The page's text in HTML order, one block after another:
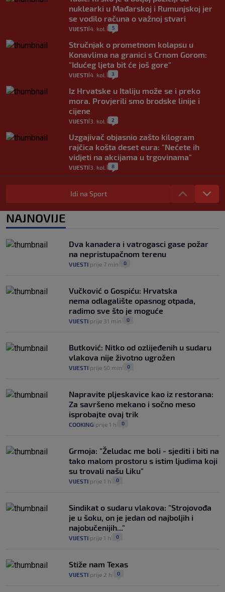
nuklearki u Mađarskoj i Rumunjskoj jer
se vodilo računa o važnoj stvari
VIJESTI 4. kol. 5
Stručnjak o prometnom kolapsu u
Konavlima na granici s Crnom Gorom:
"Idućeg ljeta bit će još gore"
VIJESTI 4. kol. 3
Iz Hrvatske u Italiju može se i preko
mora. Provjerili smo brodske linije i
cijene
VIJESTI 3. kol. 2
Uzgajivač objasnio zašto kilogram
rajčica košta deset eura: "Nećete ih
vidjeti na akcijama u trgovinama"
VIJESTI 3. kol. 8
Selidba je jedno od stresnijih iskustava.
Evo aktualnih cijena i nekoliko savjeta
VIJESTI 2. kol. 0
automobilom na Hvar iz Zagreba, a
koliko iz Osijeka
VIJESTI|2. kol. 14
Idi na Sport
NAJNOVIJE
Dva kanadera i vatrogasci gase požar
na nepristupačnom terenu
VIJESTI prije 7 min 0
Vučković o Gospiću: Hrvatska
nema odlagalište opasnog otpada,
radimo sve što je moguće
VIJESTI prije 31 min 0
Butković: Nitko od ozlijeđenih u sudaru
vlakova nije životno ugrožen
VIJESTI prije 50 min 0
Napravite pljeskavice kao iz restorana:
Za savršeno mekano i sočno meso
isprobajte ovaj trik
COOKING prije 1 h 0
Grmoja: "Želudac me boli - sjediti i biti na
tako malom prostoru s istim ljudima koji
su trovali našu Liku"
VIJESTI prije 1 h 0
Sindikat o sudaru vlakova: "Strojovođa
je u šoku, on je jedan od najboljih i
najobučenijih..."
VIJESTI prije 1 h 0
Stiže nam Texas
VIJESTI prije 2 h 0